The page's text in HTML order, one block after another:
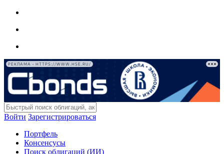
РЕКЛАМА • HTTPS://WWW.HSE.RU/
Войти Зарегистрироваться
Портфель
Консенсусы
Поиск облигаций (ИИ)